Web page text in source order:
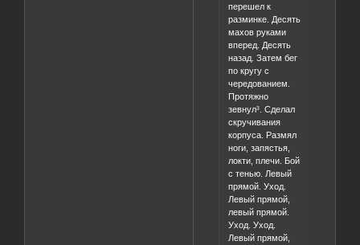
перешел к
разминке. Десять
махов руками
вперед. Десять
назад. Затем бег
по кругу с
чередованием.
Протяжно
зевнул³. Сделал
скручивания
корпуса. Размял
ноги, запястья,
локти, плечи. Бой
с тенью. Левый
прямой. Уход.
Левый прямой,
левый прямой.
Уход. Уход.
Левый прямой,